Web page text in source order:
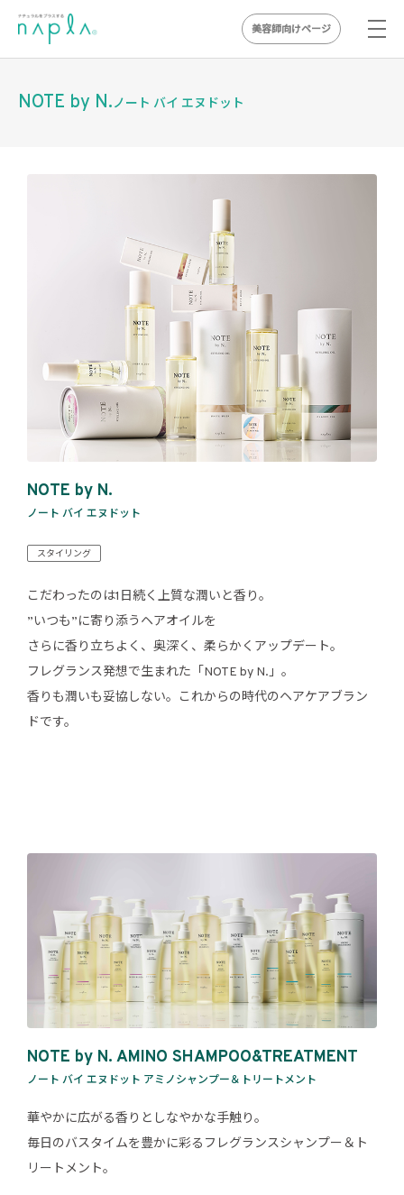
美容師向けページ
NOTE by N.ノート バイ エヌドット
NOTE by N.
ノート バイ エヌドット
スタイリング
こだわったのは1日続く上質な潤いと香り。
”いつも”に寄り添うヘアオイルを
さらに香り立ちよく、奥深く、柔らかくアップデート。
フレグランス発想で生まれた「NOTE by N.」。
香りも潤いも妥協しない。これからの時代のヘアケアブラン
ドです。
NOTE by N. AMINO SHAMPOO&TREATMENT
ノート バイ エヌドット アミノシャンプー＆トリートメント
華やかに広がる香りとしなやかな手触り。
毎日のバスタイムを豊かに彩るフレグランスシャンプー＆ト
リートメント。